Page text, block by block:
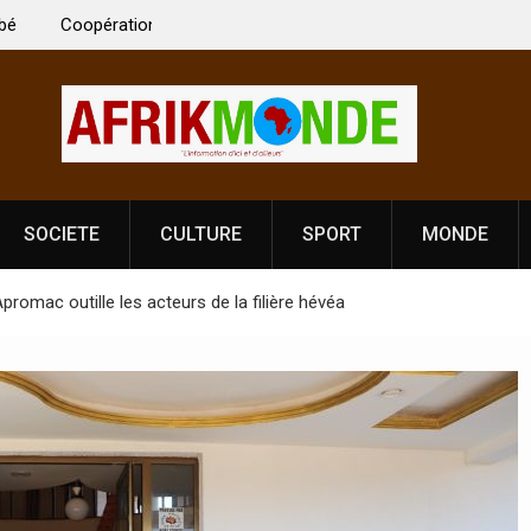
Singh à
de
Côte d’Ivoire, l’opérateur culturel Soldat
prononce
SOCIETE CULTURE SPORT MONDE
outille les acteurs de la filière hévéa